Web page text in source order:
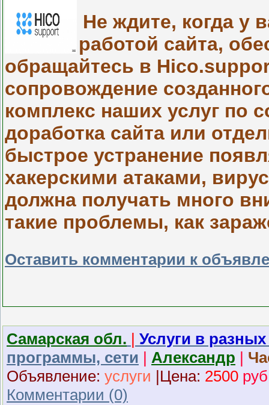
Не ждите, когда у
работой сайта,
обращайтесь в
сопровождение
комплекс наших услуг по
доработка сайта или
быстрое устранение
хакерскими атаками,
должна получать много
такие проблемы, как
Оставить комментарии к
Самарская обл. | Услуги в
программы, сети | Александр |
Объявление: услуги |Цена: 2500
Комментарии (0)